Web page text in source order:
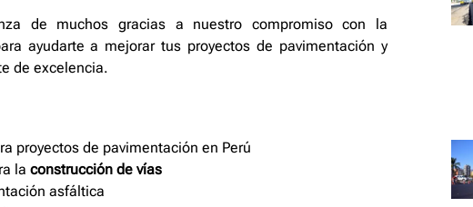
de muchos gracias a nuestro compromiso con la
ayudarte a mejorar tus proyectos de pavimentación y
de excelencia.
proyectos de pavimentación en Perú
la construcción de vías
asfáltica